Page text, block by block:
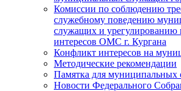
Комиссии по соблюдению
служебному поведению
служащих и урегулированию
интересов ОМС г. Кургана
Конфликт интересов на
Методические рекомендации
Памятка для
Новости Федерального